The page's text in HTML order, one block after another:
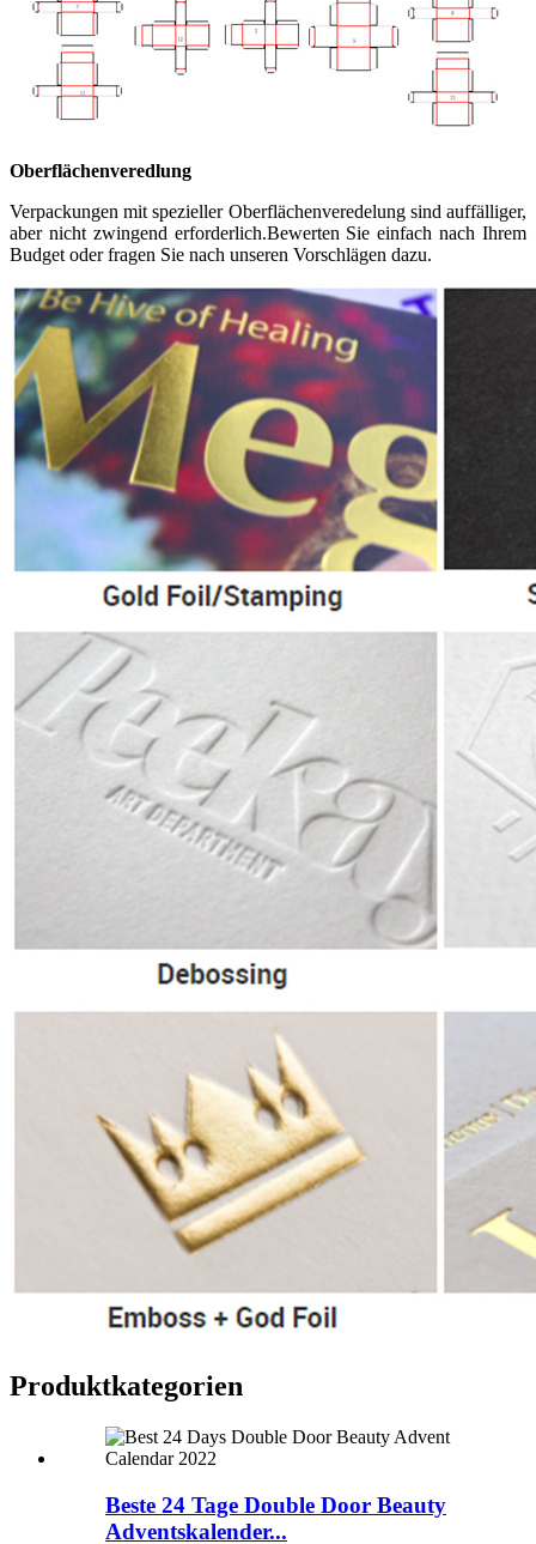
Oberflächenveredlung
Verpackungen mit spezieller Oberflächenveredelung sind auffälliger,
aber nicht zwingend erforderlich.Bewerten Sie einfach nach Ihrem
Budget oder fragen Sie nach unseren Vorschlägen dazu.
Produktkategorien
Beste 24 Tage Double Door Beauty
Adventskalender...